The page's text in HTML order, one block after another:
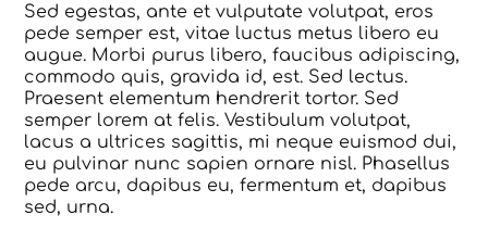
Sed egestas, ante et vulputate volutpat, eros
pede semper est, vitae luctus metus libero eu
augue. Morbi purus libero, faucibus adipiscing,
commodo quis, gravida id, est. Sed lectus.
Praesent elementum hendrerit tortor. Sed
semper lorem at felis. Vestibulum volutpat,
lacus a ultrices sagittis, mi neque euismod dui,
eu pulvinar nunc sapien ornare nisl. Phasellus
pede arcu, dapibus eu, fermentum et, dapibus
sed, urna.